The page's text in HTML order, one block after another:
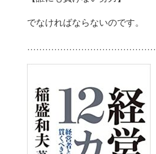
でなければならないのです。